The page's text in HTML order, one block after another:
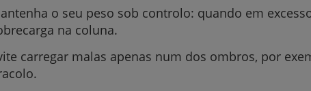
o seu peso sob controlo: quando em
na coluna.
carregar malas apenas num dos ombros, por